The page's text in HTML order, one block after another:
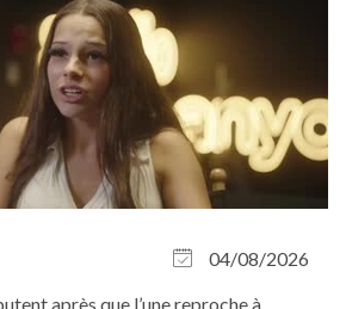
04/08/2026
après que l’une reproche à